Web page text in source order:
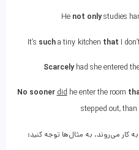
He not onlystudies
It’s sucha tiny kitchen that I
Scarcelyhad she entered
No sooner did he enter the room
stepped out,
کار می‌روند. به مثال‌ها توجه کنید: